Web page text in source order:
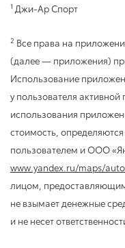
1 Джи-Ар Спорт
2 Все права на
(далее — приложения)
Использование
у пользователя
использования
стоимость,
пользователем и ООО
www.yandex.ru/maps/auto
лицом,
не взымает денежные
и не несет